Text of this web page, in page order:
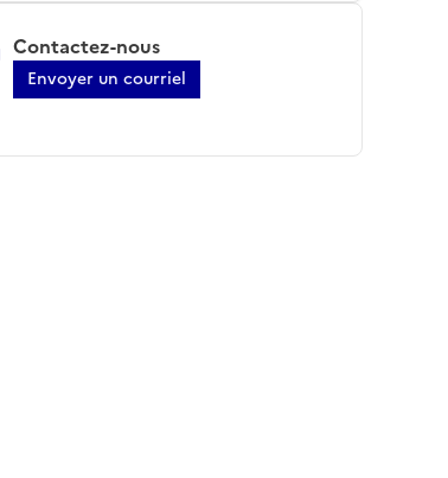
Contactez-nous
Envoyer un courriel